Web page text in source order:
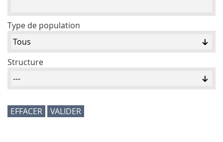
Type de population
Structure